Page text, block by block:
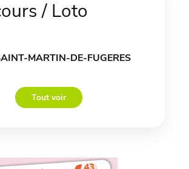
/ Loto
MARTIN-DE-FUGERES
Tout voir